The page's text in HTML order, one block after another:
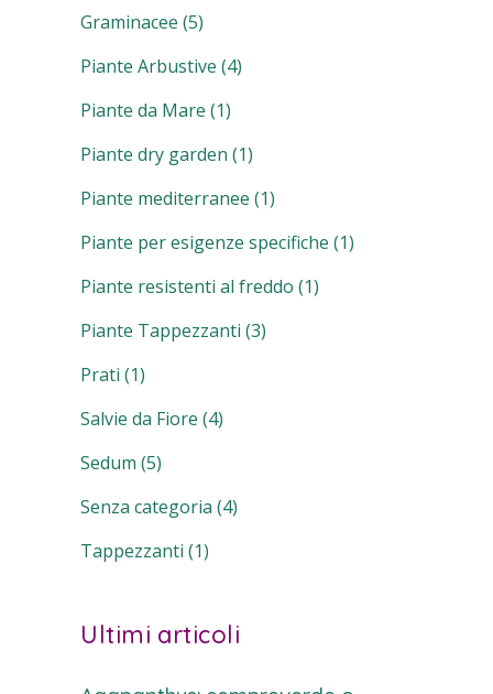
Graminacee (5)
Piante Arbustive (4)
Piante da Mare (1)
Piante dry garden (1)
Piante mediterranee (1)
Piante per esigenze specifiche (1)
Piante resistenti al freddo (1)
Piante Tappezzanti (3)
Prati (1)
Salvie da Fiore (4)
Sedum (5)
Senza categoria (4)
Tappezzanti (1)
Ultimi articoli